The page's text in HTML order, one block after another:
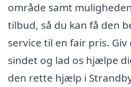
område samt
tilbud, så du kan få den
service til en fair pris. Giv
sindet og lad os hjælpe
den rette hjælp i